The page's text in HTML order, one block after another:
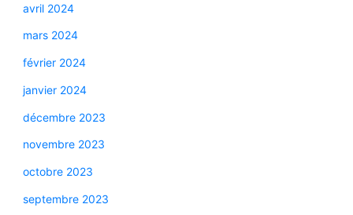
avril 2024
mars 2024
février 2024
janvier 2024
décembre 2023
novembre 2023
octobre 2023
septembre 2023